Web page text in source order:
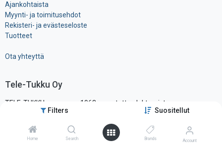
Filters Suositellut
Home Search Brands Account
Ajankohtaista
Myynti- ja toimitusehdot
Rekisteri- ja ​evästeseloste
Tuotteet
Ota yhteyttä
Tele-Tukku Oy
TELE-TUKKU on vuonna 1963 perustettu elektronisten
komponenttien ja tarvikkeiden maahantuonti- ja tukkuliike, ollen yksi
alansa vanhimmista ja tunnetuimmista yrityksistä Suomessa.
Sijaitsemme pääkaupunkiseudun läheisyydessä hyvien
liikenneyhteysien varrella, vain noin vartin päässä lentokentältä.